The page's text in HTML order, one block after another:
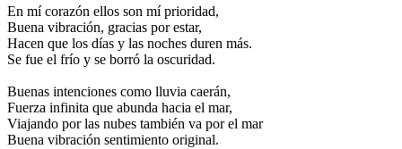
En mí corazón ellos son mí prioridad,
Buena vibración, gracias por estar,
Hacen que los días y las noches duren más.
Se fue el frío y se borró la oscuridad.
Buenas intenciones como lluvia caerán,
Fuerza infinita que abunda hacia el mar,
Viajando por las nubes también va por el mar
Buena vibración sentimiento original.